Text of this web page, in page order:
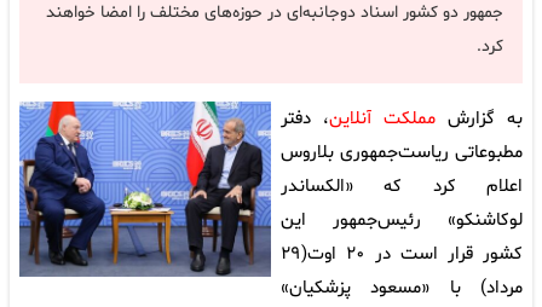
جمهور دو کشور اسناد دوجانبه‌ای در حوزه‌های مختلف را امضا خواهند
کرد.
به گزارش مملکت آنلاین، دفتر
مطبوعاتی ریاست‌جمهوری بلاروس
اعلام کرد که «الکساندر
لوکاشنکو» رئیس‌جمهور این
کشور قرار است در ۲۰ اوت(۲۹
مرداد) با «مسعود پزشکیان»